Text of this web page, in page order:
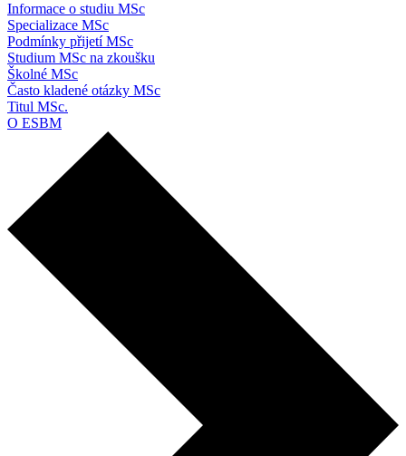
Informace o studiu MSc
Specializace MSc
Podmínky přijetí MSc
Studium MSc na zkoušku
Školné MSc
Často kladené otázky MSc
Titul MSc.
O ESBM